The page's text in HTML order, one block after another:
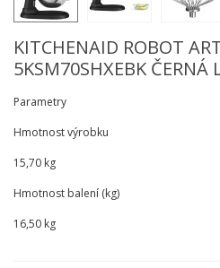
KITCHENAID ROBOT
5KSM70SHXEBK ČERNÁ
Parametry
Hmotnost výrobku
15,70 kg
Hmotnost balení (kg)
16,50 kg